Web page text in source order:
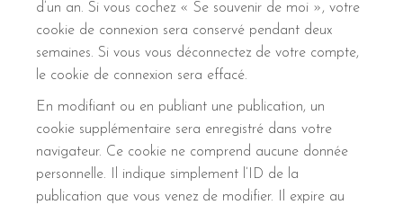
d’un an. Si vous cochez « Se souvenir de moi », votre
cookie de connexion sera conservé pendant deux
semaines. Si vous vous déconnectez de votre compte,
le cookie de connexion sera effacé.
En modifiant ou en publiant une publication, un
cookie supplémentaire sera enregistré dans votre
navigateur. Ce cookie ne comprend aucune donnée
personnelle. Il indique simplement l’ID de la
publication que vous venez de modifier. Il expire au